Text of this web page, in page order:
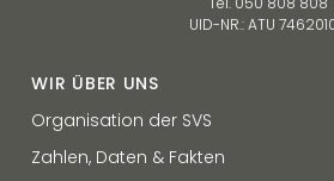
UID-NR.: ATU
WIR ÜBER UNS
Organisation der SVS
Zahlen, Daten & Fakten